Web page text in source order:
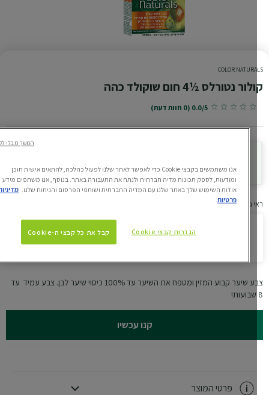
COLOR
נטורלס ½4 חום שוקולד כהה
0.0/5 (0 חוות דעת)
גוונים דומים
קולור נטורלס ½4 חום שוקולד כהה
צבע שיער קבוע המזין ומטפח את השיער עד 100% כיסוי שיער לבן. צבע עמיד עד
קנו עכשיו
פרטי המוצר
אנו משתמשים בקבצי Cookie כדי לאפשר לאתר שלנו לפעול כהלכה, להתאים אישית תוכן
ומודעות, לספק תכונות מדיה חברתית ולנתח את התעבורה באתר. בנוסף, אנו משתפים מידע
אודות השימוש שלך באתר שלנו עם המדיה החברתית ושותפי הפרסום והניתוח שלנו. מדיניות
פרטיות
הגדרות קבצי Cookie קבל את כל קבצי ה-Cookie
המשך מבלי לקבל